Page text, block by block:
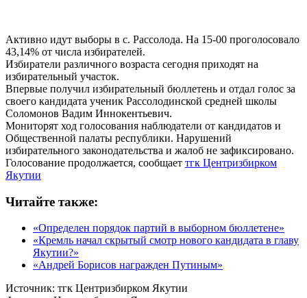
Активно идут выборы в с. Рассолода. На 15-00 проголосовало
43,14% от числа избирателей.
Избиратели различного возраста сегодня приходят на
избирательный участок.
Впервые получил избирательный бюллетень и отдал голос за
своего кандидата ученик Рассолодинской средней школы
Соломонов Вадим Иннокентьевич.
Мониторят ход голосования наблюдатели от кандидатов и
Общественной палаты республики. Нарушений
избирательного законодательства и жалоб не зафиксировано.
Голосование продолжается, сообщает тгк Центризбирком
Якутии
Читайте также:
«Определен порядок партий в выборном бюллетене»
«Кремль начал скрытый смотр нового кандидата в главу
Якутии?»
«Андрей Борисов награжден Путиным»
Источник: тгк Центризбирком Якутии